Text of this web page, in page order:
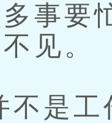
事要
见。
是工